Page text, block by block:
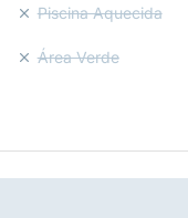
Piscina Aquecida
Área Verde